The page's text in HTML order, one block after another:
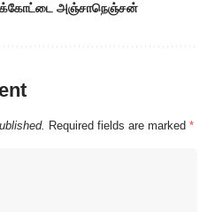
அஞ்சாநெஞ்சன்
Required fields are marked *